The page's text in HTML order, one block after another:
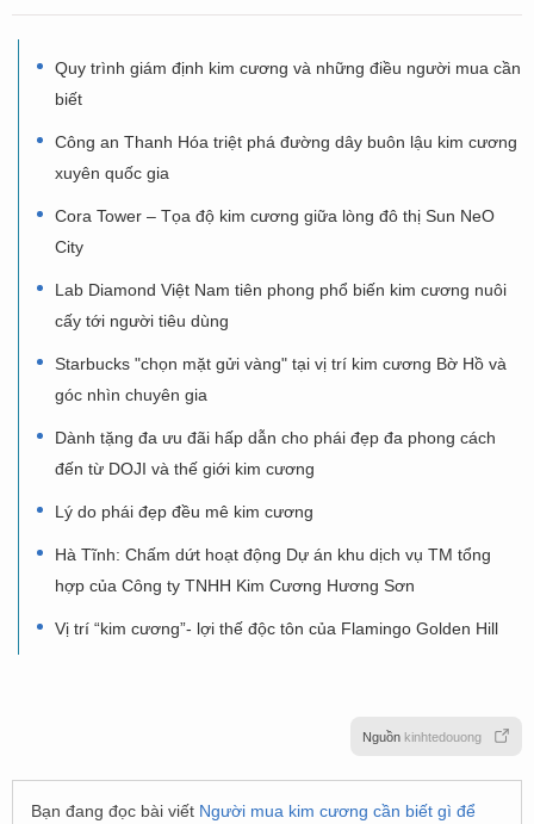
Quy trình giám định kim cương và những điều người mua cần
biết
Công an Thanh Hóa triệt phá đường dây buôn lậu kim cương
xuyên quốc gia
Cora Tower – Tọa độ kim cương giữa lòng đô thị Sun NeO
City
Lab Diamond Việt Nam tiên phong phổ biến kim cương nuôi
cấy tới người tiêu dùng
Starbucks "chọn mặt gửi vàng" tại vị trí kim cương Bờ Hồ và
góc nhìn chuyên gia
Dành tặng đa ưu đãi hấp dẫn cho phái đẹp đa phong cách
đến từ DOJI và thế giới kim cương
Lý do phái đẹp đều mê kim cương
Hà Tĩnh: Chấm dứt hoạt động Dự án khu dịch vụ TM tổng
hợp của Công ty TNHH Kim Cương Hương Sơn
Vị trí “kim cương”- lợi thế độc tôn của Flamingo Golden Hill
Nguồn kinhtedouong
Bạn đang đọc bài viết Người mua kim cương cần biết gì để